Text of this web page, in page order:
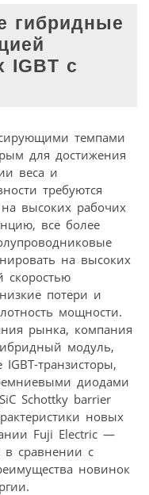
гибридные
IGBT с
темпами
для достижения
веса и
требуются
высоких рабочих
все более
на высоких
скоростью
потери и
мощности.
рынка, компания
модуль,
транзисторы,
диодами
Schottky barrier
новых
Fuji Electric —
в сравнении с
новинок